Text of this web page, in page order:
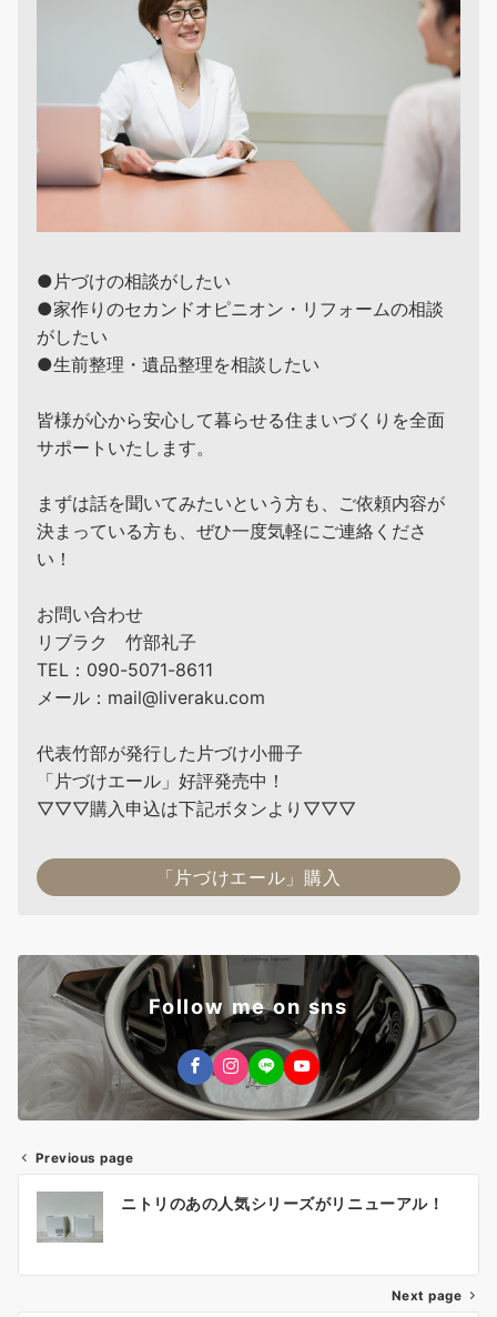
●片づけの相談がしたい
●家作りのセカンドオピニオン・リフォームの相談
がしたい
●生前整理・遺品整理を相談したい
皆様が心から安心して暮らせる住まいづくりを全面
サポートいたします。
まずは話を聞いてみたいという方も、ご依頼内容が
決まっている方も、ぜひ一度気軽にご連絡くださ
い！
お問い合わせ
リブラク 竹部礼子
TEL：090-5071-8611
メール：mail@liveraku.com
代表竹部が発行した片づけ小冊子
「片づけエール」好評発売中！
▽▽▽購入申込は下記ボタンより▽▽▽
「片づけエール」購入
Follow me on sns
投
稿
Previous page
ニトリのあの人気シリーズがリニューアル！
Next page